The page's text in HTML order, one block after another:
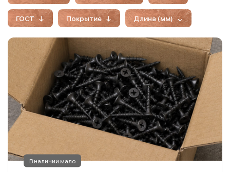
ГОСТ Покрытие Длина (мм)
В наличии мало